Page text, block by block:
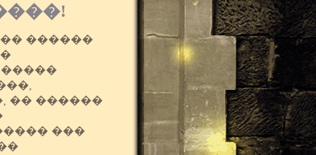
������
�����
�� ������
���